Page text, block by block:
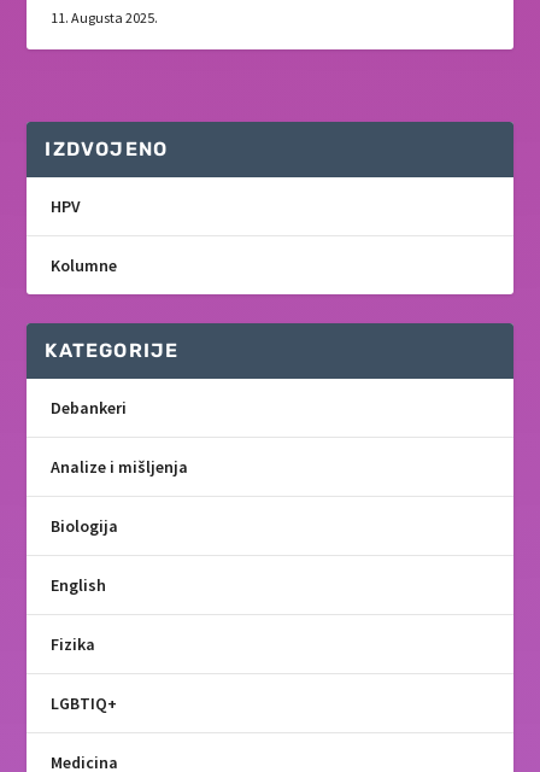
11. Augusta 2025.
IZDVOJENO
HPV
Kolumne
KATEGORIJE
Debankeri
Analize i mišljenja
Biologija
English
Fizika
LGBTIQ+
Medicina